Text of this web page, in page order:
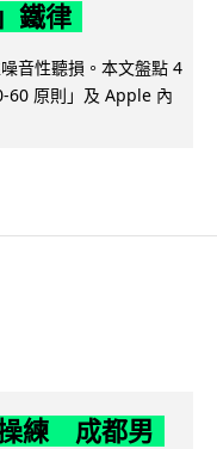
鐵律
音性聽損。本文盤點 4
60 原則」及 Apple 內
練 成都男